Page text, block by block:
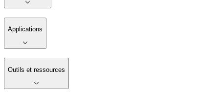
Applications
Outils et ressources